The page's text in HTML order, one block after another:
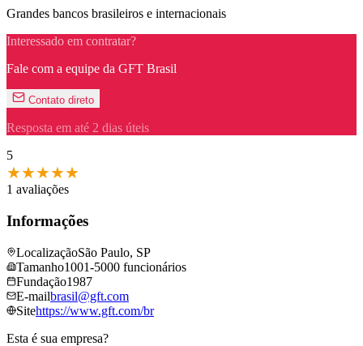
Grandes bancos brasileiros e internacionais
Interessado em contratar?
Fale com a equipe da GFT Brasil
Contato direto
Resposta em até 2 dias úteis
5
★★★★★
1 avaliações
Informações
LocalizaçãoSão Paulo, SP
Tamanho1001-5000 funcionários
Fundação1987
E-mailbrasil@​gft.​com
Sitehttps://www.​gft.​com/br
Esta é sua empresa?